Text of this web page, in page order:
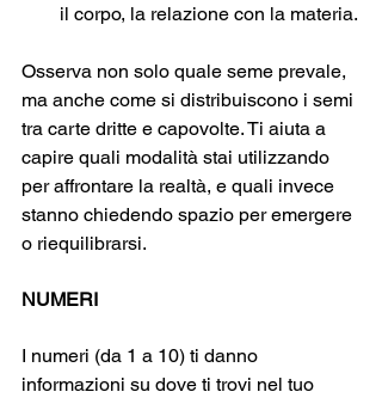
il corpo, la relazione con la materia.
Osserva non solo quale seme prevale,
ma anche come si distribuiscono i semi
tra carte dritte e capovolte. Ti aiuta a
capire quali modalità stai utilizzando
per affrontare la realtà, e quali invece
stanno chiedendo spazio per emergere
o riequilibrarsi.
NUMERI
I numeri (da 1 a 10) ti danno
informazioni su dove ti trovi nel tuo